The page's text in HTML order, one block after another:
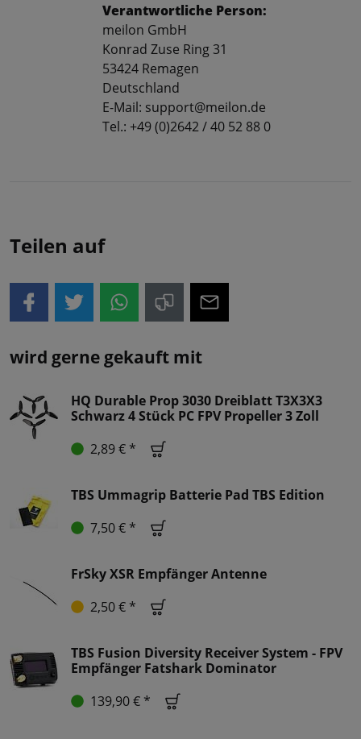
Verantwortliche Person:
meilon GmbH
Konrad Zuse Ring 31
53424 Remagen
Deutschland
E-Mail: support@meilon.de
Tel.: +49 (0)2642 / 40 52 88 0
Teilen auf
wird gerne gekauft mit
HQ Durable Prop 3030 Dreiblatt T3X3X3
Schwarz 4 Stück PC FPV Propeller 3 Zoll
2,89 € *
TBS Ummagrip Batterie Pad TBS Edition
7,50 € *
FrSky XSR Empfänger Antenne
2,50 € *
TBS Fusion Diversity Receiver System - FPV
Empfänger Fatshark Dominator
139,90 € *